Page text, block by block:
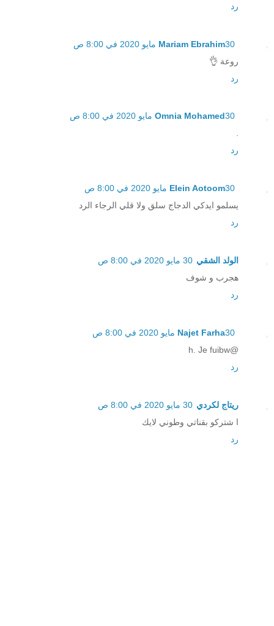
رد
Mariam Ebrahim30 مايو 2020 في 8:00 ص
روعة 👌
رد
Omnia Mohamed30 مايو 2020 في 8:00 ص
.
رد
EIein Aotoom30 مايو 2020 في 8:00 ص
يسلمو ايدكي الدجاج سلق ولا قلي الرجاء الرد
رد
الولد الشقي 30 مايو 2020 في 8:00 ص
هجرب و شوف
رد
Najet Farha30 مايو 2020 في 8:00 ص
@h. Je fuibw
رد
ريتاج لكردي 30 مايو 2020 في 8:00 ص
ا شتركو بقناتي وطوني لايك
رد